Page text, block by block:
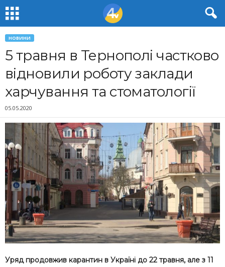
НОВИНИ
5 травня в Тернополі частково
відновили роботу заклади
харчування та стоматології
05.05.2020
Уряд продовжив карантин в Україні до 22 травня, але з 11